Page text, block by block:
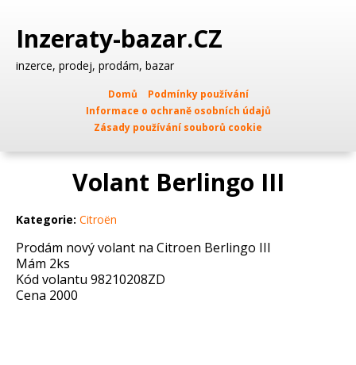
Inzeraty-bazar.CZ
inzerce, prodej, prodám, bazar
Domů
Podmínky používání
Informace o ochraně osobních údajů
Zásady používání souborů cookie
Volant Berlingo III
Kategorie: Citroën
Prodám nový volant na Citroen Berlingo III
Mám 2ks
Kód volantu 98210208ZD
Cena 2000